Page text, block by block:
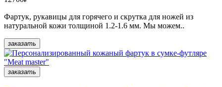
Фартук, рукавицы для горячего и скрутка для ножей из
натуральной кожи толщиной 1.2-1.6 мм. Мы можем..
заказать
заказать